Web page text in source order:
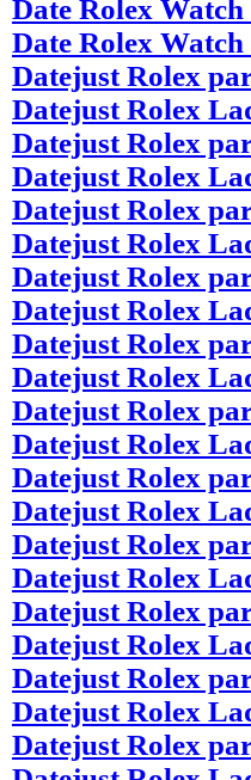
Date Rolex
Date Rolex
Datejust Rolex
Datejust Rolex
Datejust Rolex
Datejust Rolex
Datejust Rolex
Datejust Rolex
Datejust Rolex
Datejust Rolex
Datejust Rolex
Datejust Rolex
Datejust Rolex
Datejust Rolex
Datejust Rolex
Datejust Rolex
Datejust Rolex
Datejust Rolex
Datejust Rolex
Datejust Rolex
Datejust Rolex
Datejust Rolex
Datejust Rolex